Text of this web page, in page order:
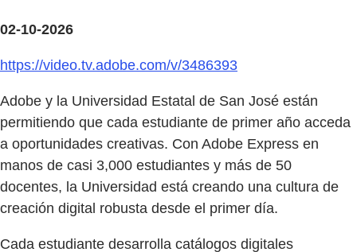
02-10-2026
https://video.tv.adobe.com/v/3486393
Adobe y la Universidad Estatal de San José están
permitiendo que cada estudiante de primer año acceda
a oportunidades creativas. Con Adobe Express en
manos de casi 3,000 estudiantes y más de 50
docentes, la Universidad está creando una cultura de
creación digital robusta desde el primer día.
Cada estudiante desarrolla catálogos digitales